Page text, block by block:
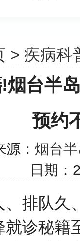
>疾病科
烟台半
预约
源：烟台
日期：
、排队久
就诊秘籍